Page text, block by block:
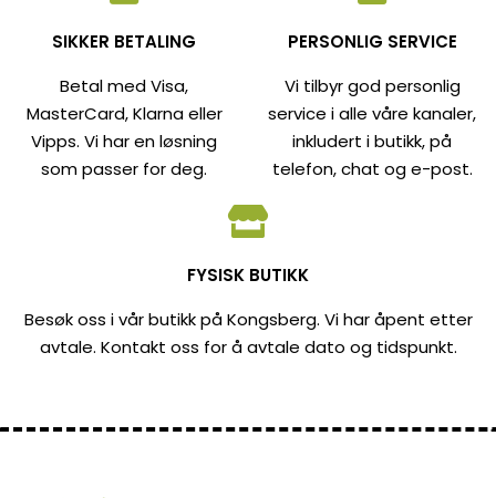
SIKKER BETALING
Betal med Visa,
MasterCard, Klarna eller
Vipps. Vi har en løsning
som passer for deg.
PERSONLIG SERVICE
Vi tilbyr god personlig
service i alle våre kanaler,
inkludert i butikk, på
telefon, chat og e-post.
FYSISK BUTIKK
Besøk oss i vår butikk på Kongsberg. Vi har åpent etter
avtale. Kontakt oss for å avtale dato og tidspunkt.